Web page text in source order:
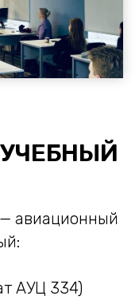
авиационный
АУЦ 334)